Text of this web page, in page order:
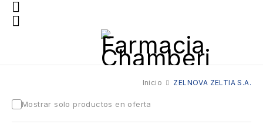
Inicio ZELNOVA ZELTIA S.A.
Mostrar solo productos en oferta